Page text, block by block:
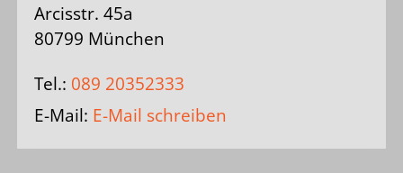
Arcisstr. 45a
80799 München
Tel.: 089 20352333
E-Mail: E-Mail schreiben